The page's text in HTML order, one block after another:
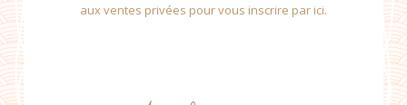
aux ventes privées pour vous inscrire par ici.